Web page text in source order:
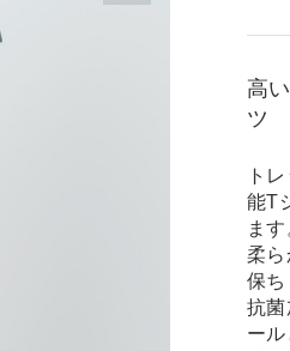
高
ツ
ト
能T
ます
柔ら
保ち
抗菌
ー